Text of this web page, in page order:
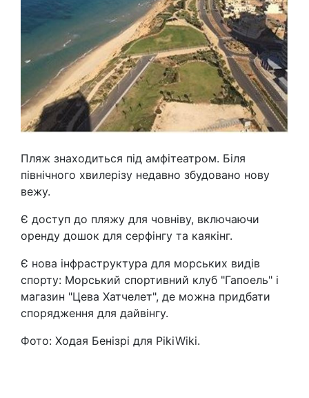
Пляж знаходиться під амфітеатром. Біля
північного хвилерізу недавно збудовано нову
вежу.
Є доступ до пляжу для човніву, включаючи
оренду дошок для серфінгу та каякінг.
Є нова інфраструктура для морських видів
спорту: Морський спортивний клуб "Гапоель" і
магазин "Цева Хатчелет", де можна придбати
спорядження для дайвінгу.
Фото: Ходая Бенізрі для PikiWiki.